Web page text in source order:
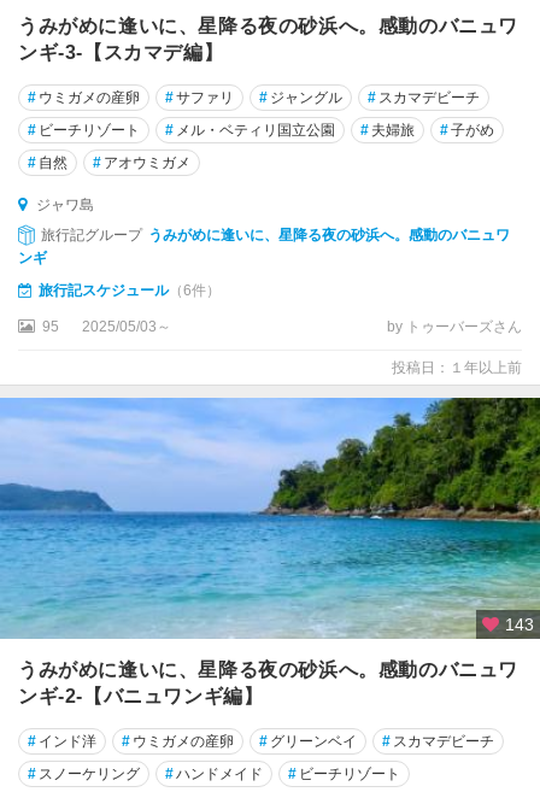
うみがめに逢いに、星降る夜の砂浜へ。感動のバニュワ
ンギ-3-【スカマデ編】
# ウミガメの産卵 #サファリ # ジャングル # スカマデビーチ
# ビーチリゾート # メル・ベティリ国立公園 # 夫婦旅 #子がめ
# 自然 # アオウミガメ
ジャワ島
旅行記グループ うみがめに逢いに、星降る夜の砂浜へ。感動のバニュワ
ンギ
旅行記スケジュール（6件）
95 2025/05/03～ by トゥーバーズさん
投稿日：１年以上前
143
うみがめに逢いに、星降る夜の砂浜へ。感動のバニュワ
ンギ-2-【バニュワンギ編】
# インド洋 # ウミガメの産卵 # グリーンベイ # スカマデビーチ
# スノーケリング #ハンドメイド # ビーチリゾート